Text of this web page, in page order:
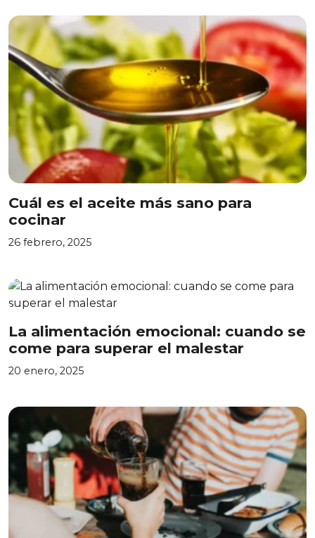
Cuál es el aceite más sano para
cocinar
26 febrero, 2025
La alimentación emocional: cuando se
come para superar el malestar
20 enero, 2025